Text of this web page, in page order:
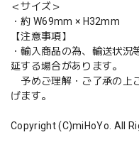
＜サイズ＞
・約 W69mm × H32mm
【注意事項】
・輸入商品の為、輸送状
延する場合があります。
予めご理解・ご了承の上
げます。
Copyright (C)miHoYo. All